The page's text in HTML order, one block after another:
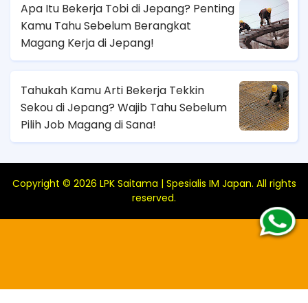
Apa Itu Bekerja Tobi di Jepang? Penting
Kamu Tahu Sebelum Berangkat
Magang Kerja di Jepang!
Tahukah Kamu Arti Bekerja Tekkin
Sekou di Jepang? Wajib Tahu Sebelum
Pilih Job Magang di Sana!
Copyright © 2026 LPK Saitama | Spesialis IM Japan. All rights
reserved.